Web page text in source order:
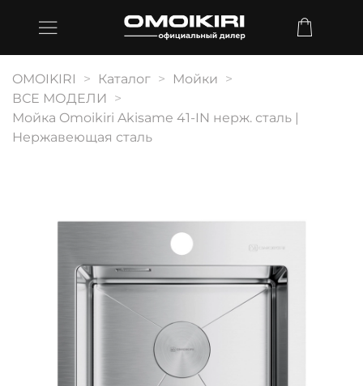
OMOIKIRI Каталог
Мойки
ВСЕ МОДЕЛИ
Мойка Omoikiri Akisame 41-IN нерж. сталь |
Нержавеющая сталь